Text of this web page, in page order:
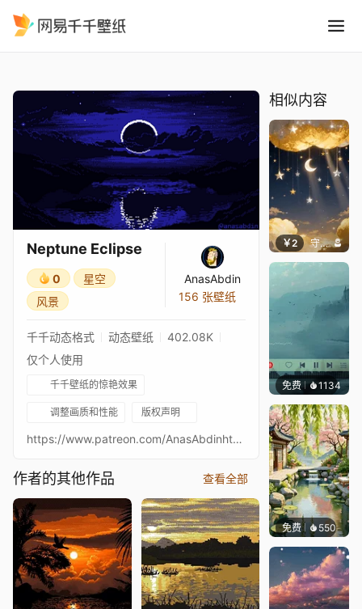
Neptune Eclipse
0
星空
风景
AnasAbdin
156 张壁纸
千千动态格式 动态壁纸
402.08K
仅个人使用
千千壁纸的惊艳效果
调整画质和性能 版权声明
https://www.patreon.com/AnasAbdinhttps://www.instagram.com/anasabdin/https://twitter.com/AnasAbdinhttps://anasabdin.tumblr.com/https://www.facebook.com/anastronautgames/https://www.artstation.com/anasabdin
作者的其他作品 查看全部
相似内容
￥2 守望者
免费 1134冰茶
免费 550渔小小